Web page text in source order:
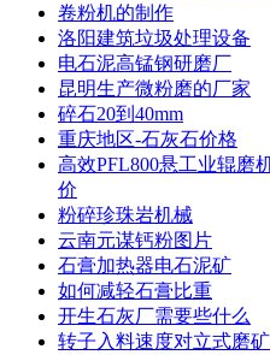
卷粉机的制作
洛阳建筑垃圾处理设备
电石泥高锰钢研磨厂
昆明生产微粉磨的厂家
碎石20到40mm
重庆地区-石灰石价格
高效PFL800悬工业辊磨
价
粉碎珍珠岩机械
云南元谋钙粉图片
石膏加热器电石泥矿
如何减轻石膏比重
开生石灰厂需要些什么
转子入料速度对立式磨